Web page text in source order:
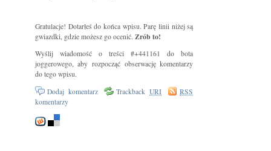
Gratulacje! Dotarłeś do końca wpisu. Parę linii niżej są
gwiazdki, gdzie możesz go ocenić. Zrób to!
Wyślij wiadomość o treści #+441161 do bota
joggerowego, aby rozpocząć obserwację komentarzy
do tego wpisu.
Dodaj komentarz
TrackbackURI
RSS
komentarzy